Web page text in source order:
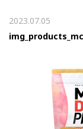
2023.07.05